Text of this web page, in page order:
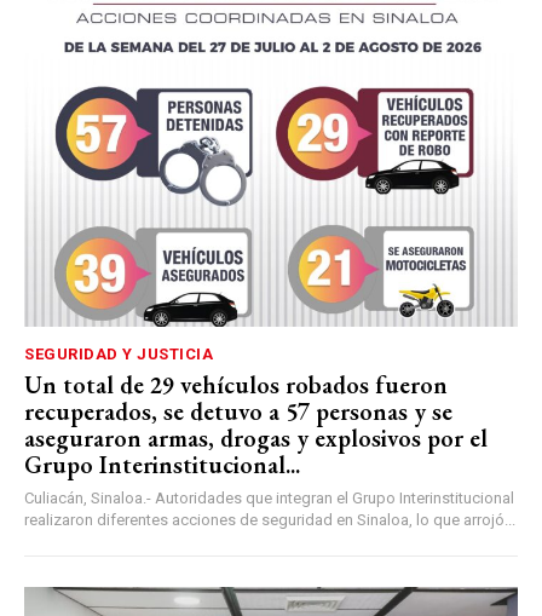
SEGURIDAD Y JUSTICIA
Un total de 29 vehículos robados fueron
recuperados, se detuvo a 57 personas y se
aseguraron armas, drogas y explosivos por el
Grupo Interinstitucional...
Culiacán, Sinaloa.- Autoridades que integran el Grupo Interinstitucional
realizaron diferentes acciones de seguridad en Sinaloa, lo que arrojó...